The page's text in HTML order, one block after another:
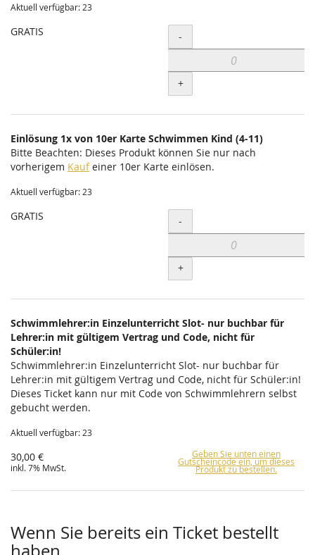
Aktuell verfügbar: 23
GRATIS Menge
-
+
Einlösung 1x von 10er Karte Schwimmen Kind (4-11)
Bitte Beachten: Dieses Produkt können Sie nur nach
vorherigem Kaufeiner 10er Karte einlösen.
Aktuell verfügbar: 23
GRATIS Menge
-
+
Schwimmlehrer:in Einzelunterricht Slot- nur buchbar für
Lehrer:in mit gültigem Vertrag und Code, nicht für
Schüler:in!
Schwimmlehrer:in Einzelunterricht Slot- nur buchbar für
Lehrer:in mit gültigem Vertrag und Code, nicht für Schüler:in!
Dieses Ticket kann nur mit Code von Schwimmlehrern selbst
gebucht werden.
Aktuell verfügbar: 23
30,00 €
inkl. 7% MwSt.
Geben Sie unten einen
Gutscheincode ein, um dieses
Produkt zu bestellen.
Wenn Sie bereits ein Ticket bestellt